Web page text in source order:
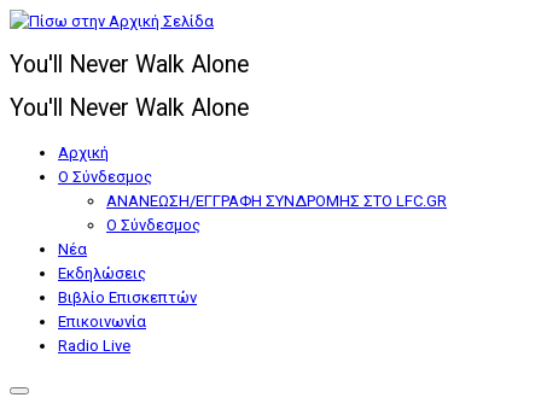
Μετάβαση
περιεχόμενο
You'll Never Walk Alone
You'll Never Walk Alone
Αρχική
Ο Σύνδεσμος
ΑΝΑΝΕΩΣΗ/ΕΓΓΡΑΦΗ ΣΥΝΔΡΟΜΗΣ ΣΤΟ LFC.GR
Ο Σύνδεσμος
Nέα
Εκδηλώσεις
Βιβλίο Επισκεπτών
Επικοινωνία
Radio Live